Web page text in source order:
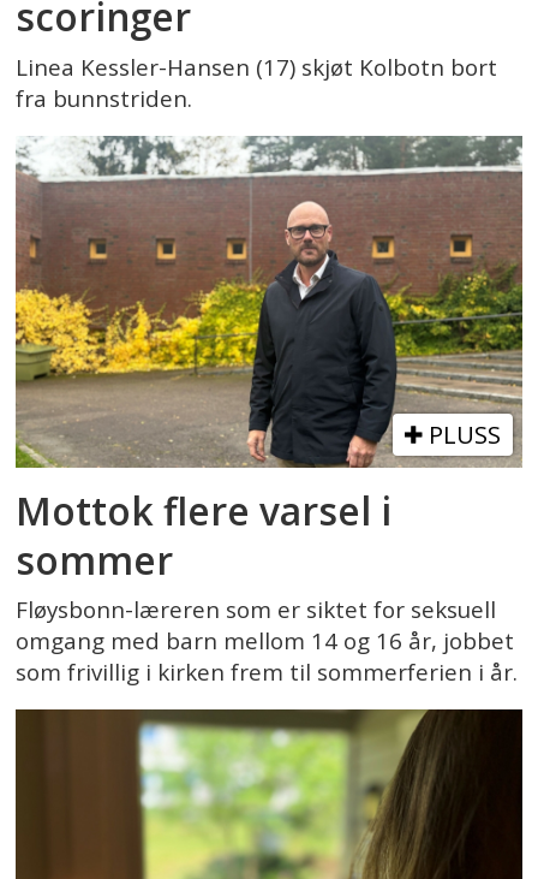
scoringer
Linea Kessler-Hansen (17) skjøt Kolbotn bort
fra bunnstriden.
PLUSS
Mottok flere varsel i
sommer
Fløysbonn-læreren som er siktet for seksuell
omgang med barn mellom 14 og 16 år, jobbet
som frivillig i kirken frem til sommerferien i år.